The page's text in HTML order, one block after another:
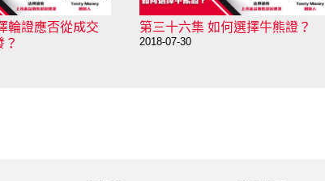
選擇牛熊證？
第三十集 為甚麼會出現較闊的買
賣差價？